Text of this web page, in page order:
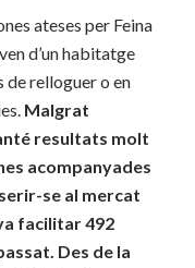
ateses per Feina
d’un habitatge
de relloguer o en
Malgrat
resultats molt
acompanyades
se al mercat
facilitar 492
Des de la